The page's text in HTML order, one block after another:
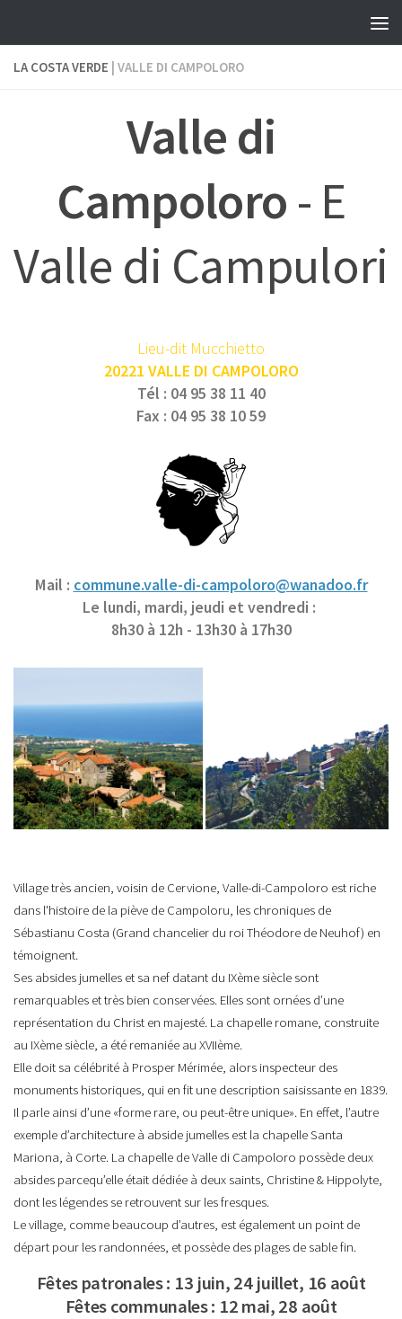
LA COSTA VERDE | VALLE DI CAMPOLORO
Valle di
Campoloro - E
Valle di Campulori
Lieu-dit Mucchietto
20221 VALLE DI CAMPOLORO
Tél : 04 95 38 11 40
Fax : 04 95 38 10 59
Mail : commune.valle-di-campoloro@wanadoo.fr
Le lundi, mardi, jeudi et vendredi :
8h30 à 12h - 13h30 à 17h30
Village très ancien, voisin de Cervione, Valle-di-Campoloro est riche
dans l'histoire de la piève de Campoloru, les chroniques de
Sébastianu Costa (Grand chancelier du roi Théodore de Neuhof) en
témoignent.
Ses absides jumelles et sa nef datant du IXème siècle sont
remarquables et très bien conservées. Elles sont ornées d’une
représentation du Christ en majesté. La chapelle romane, construite
au IXème siècle, a été remaniée au XVIIème.
Elle doit sa célébrité à Prosper Mérimée, alors inspecteur des
monuments historiques, qui en fit une description saisissante en 1839.
Il parle ainsi d’une «forme rare, ou peut-être unique». En effet, l’autre
exemple d’architecture à abside jumelles est la chapelle Santa
Mariona, à Corte. La chapelle de Valle di Campoloro possède deux
absides parcequ’elle était dédiée à deux saints, Christine & Hippolyte,
dont les légendes se retrouvent sur les fresques.
Le village, comme beaucoup d’autres, est également un point de
départ pour les randonnées, et possède des plages de sable fin.
Fêtes patronales : 13 juin, 24 juillet, 16 août
Fêtes communales : 12 mai, 28 août